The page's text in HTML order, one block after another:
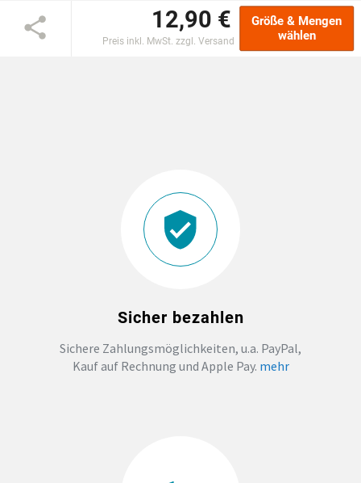
EINSCHULUNG
PRINT ON DEMAND
12,90 €
Preis inkl. MwSt. zzgl. Versand
Größe & Mengen
wählen
Sicher bezahlen
Sichere Zahlungsmöglichkeiten, u.a. PayPal,
Kauf auf Rechnung und Apple Pay. mehr